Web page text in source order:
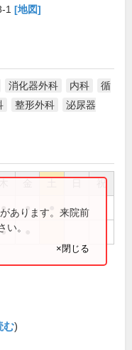
1 [地図]
消化器外科 内科
循
整形外科
泌尿器
祝
● ●
●
あります。来院前
い。
×閉じる
む)